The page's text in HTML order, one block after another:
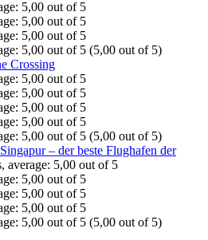
(5,00 out of 5)
Crossing
(5,00 out of 5)
– der beste Flughafen der
(5,00 out of 5)